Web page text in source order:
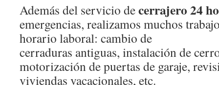
Además del servicio decerrajero 24
emergencias, realizamos muchos
horario laboral: cambio de
cerraduras antiguas, instalación de
motorización de puertas de garaje,
viviendas vacacionales, etc.